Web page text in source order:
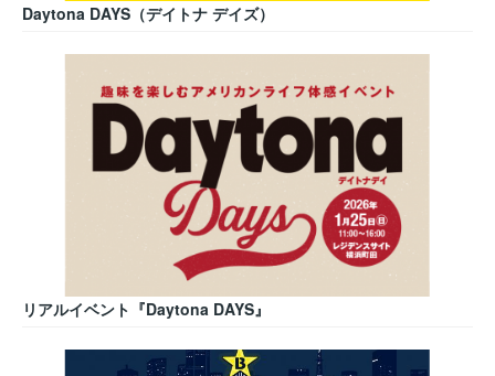
Daytona DAYS（デイトナ デイズ）
リアルイベント『Daytona DAYS』